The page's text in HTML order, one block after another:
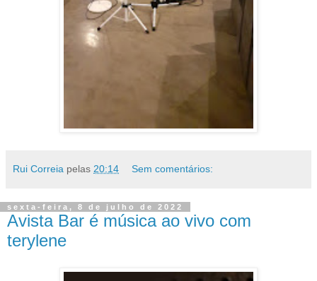
Rui Correia pelas 20:14 Sem comentários:
sexta-feira, 8 de julho de 2022
Avista Bar é música ao vivo com
terylene